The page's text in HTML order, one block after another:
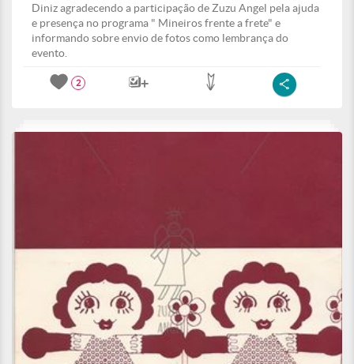
Diniz agradecendo a participação de Zuzu Angel pela ajuda
e presença no programa " Mineiros frente a frete" e
informando sobre envio de fotos como lembrança do
evento.
2